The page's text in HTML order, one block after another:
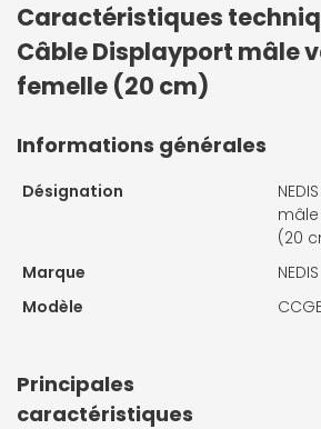
Caractéristiques
Câble Displayport mâle
femelle (20 cm)
Informations générales
Désignation
mâle
(20
Marque
NEDIS
Modèle
Principales
caractéristiques